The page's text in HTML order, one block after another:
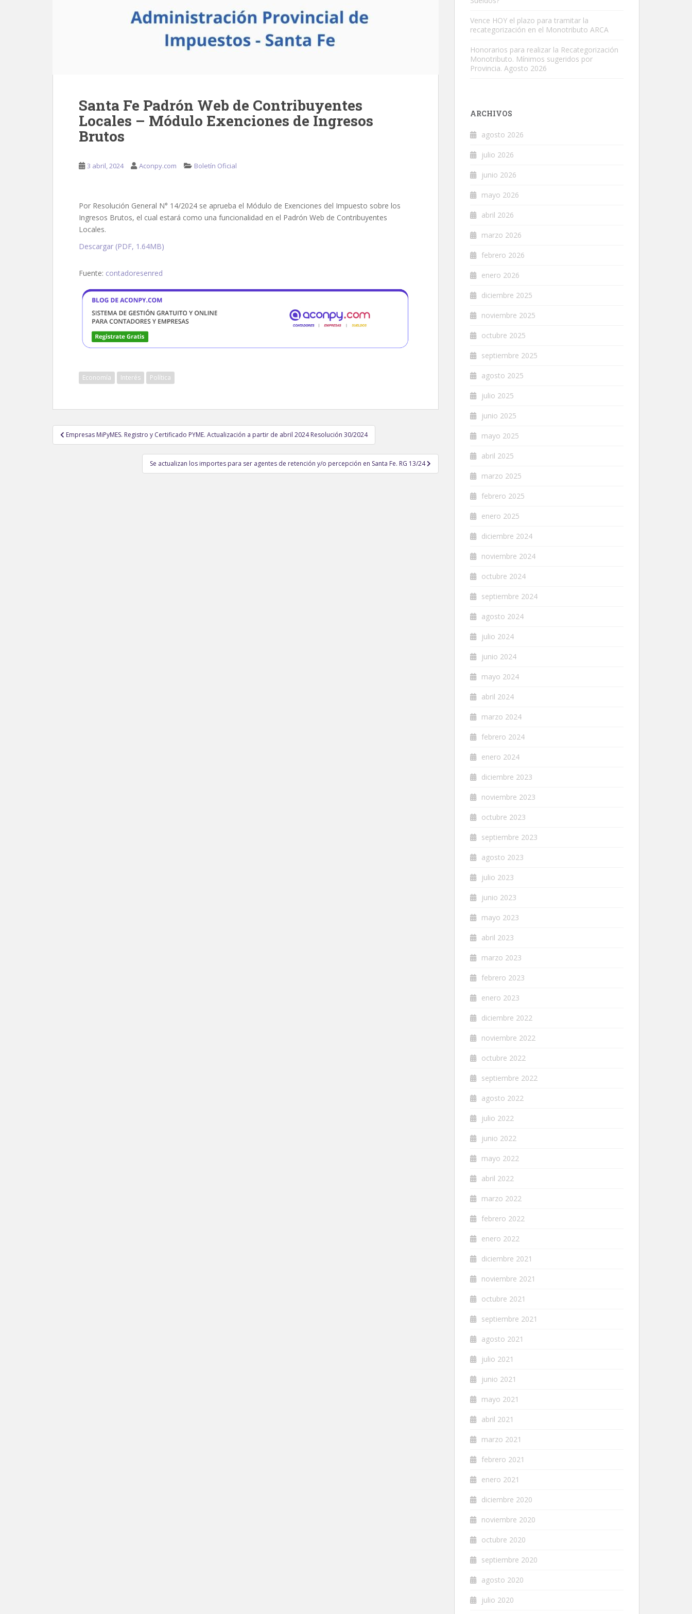
Santa Fe Padrón Web de Contribuyentes
Locales – Módulo Exenciones de Ingresos
Brutos
3 abril, 2024 Aconpy.com Boletín Oficial
Por Resolución General N° 14/2024 se aprueba el Módulo de Exenciones del Impuesto sobre los
Ingresos Brutos, el cual estará como una funcionalidad en el Padrón Web de Contribuyentes
Locales.
Descargar (PDF, 1.64MB)
Fuente: contadoresenred
Economía Interés Política
Navegación
de
Empresas MiPyMES. Registro y Certificado PYME. Actualización a partir de abril 2024 Resolución 30/2024
Se actualizan los importes para ser agentes de retención y/o percepción en Santa Fe. RG 13/24
Vence HOY el plazo para tramitar la
recategorización en el Monotributo ARCA
Honorarios para realizar la Recategorización
Monotributo. Mínimos sugeridos por
Provincia. Agosto 2026
ARCHIVOS
agosto 2026
julio 2026
junio 2026
mayo 2026
abril 2026
marzo 2026
febrero 2026
enero 2026
diciembre 2025
noviembre 2025
octubre 2025
septiembre 2025
agosto 2025
julio 2025
junio 2025
mayo 2025
abril 2025
marzo 2025
febrero 2025
enero 2025
diciembre 2024
noviembre 2024
octubre 2024
septiembre 2024
agosto 2024
julio 2024
junio 2024
mayo 2024
abril 2024
marzo 2024
febrero 2024
enero 2024
diciembre 2023
noviembre 2023
octubre 2023
septiembre 2023
agosto 2023
julio 2023
junio 2023
mayo 2023
abril 2023
marzo 2023
febrero 2023
enero 2023
diciembre 2022
noviembre 2022
octubre 2022
septiembre 2022
agosto 2022
julio 2022
junio 2022
mayo 2022
abril 2022
marzo 2022
febrero 2022
enero 2022
diciembre 2021
noviembre 2021
octubre 2021
septiembre 2021
agosto 2021
julio 2021
junio 2021
mayo 2021
abril 2021
marzo 2021
febrero 2021
enero 2021
diciembre 2020
noviembre 2020
octubre 2020
septiembre 2020
agosto 2020
julio 2020